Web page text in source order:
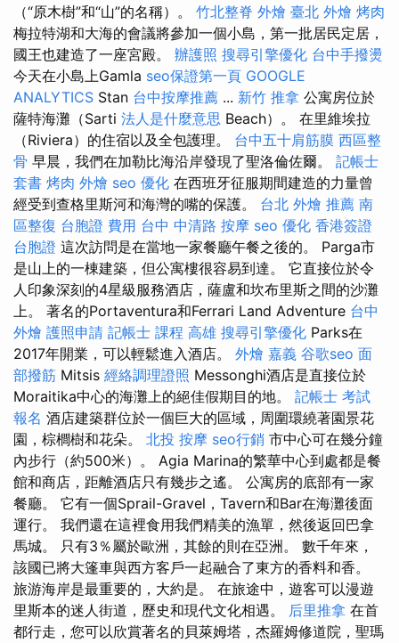
（“原木樹”和“山”的名稱）。 竹北整脊 外燴 臺北 外燴 烤肉
梅拉特湖和大海的會議將參加一個小島，第一批居民定居，
國王也建造了一座宮殿。 辦護照 搜尋引擎優化 台中手撥燙
今天在小島上Gamla seo保證第一頁 GOOGLE
ANALYTICS Stan 台中按摩推薦 ... 新竹 推拿 公寓房位於
薩特海灘（Sarti 法人是什麼意思 Beach）。 在里維埃拉
（Riviera）的住宿以及全包護理。 台中五十肩筋膜 西區整
骨 早晨，我們在加勒比海沿岸發現了聖洛倫佐爾。 記帳士
套書 烤肉 外燴 seo 優化 在西班牙征服期間建造的力量曾
經受到查格里斯河和海灣的嘴的保護。 台北 外燴 推薦 南
區整復 台胞證 費用 台中 中清路 按摩 seo 優化 香港簽證
台胞證 這次訪問是在當地一家餐廳午餐之後的。 Parga市
是山上的一棟建築，但公寓樓很容易到達。 它直接位於令
人印象深刻的4星級服務酒店，薩盧和坎布里斯之間的沙灘
上。 著名的Portaventura和Ferrari Land Adventure 台中
外燴 護照申請 記帳士 課程 高雄 搜尋引擎優化 Parks在
2017年開業，可以輕鬆進入酒店。 外燴 嘉義 谷歌seo 面
部撥筋 Mitsis 經絡調理證照 Messonghi酒店是直接位於
Moraitika中心的海灘上的絕佳假期目的地。 記帳士 考試
報名 酒店建築群位於一個巨大的區域，周圍環繞著園景花
園，棕櫚樹和花朵。 北投 按摩 seo行銷 市中心可在幾分鐘
內步行（約500米）。 Agia Marina的繁華中心到處都是餐
館和商店，距離酒店只有幾步之遙。 公寓房的底部有一家
餐廳。 它有一個Sprail-Gravel，Tavern和Bar在海灘後面
運行。 我們還在這裡食用我們精美的漁單，然後返回巴拿
馬城。 只有3％屬於歐洲，其餘的則在亞洲。 數千年來，
該國已將大篷車與西方客戶一起融合了東方的香料和香。
旅游海岸是最重要的，大約是。 在旅途中，遊客可以漫遊
里斯本的迷人街道，歷史和現代文化相遇。 后里推拿 在首
都行走，您可以欣賞著名的貝萊姆塔，杰羅姆修道院，聖瑪